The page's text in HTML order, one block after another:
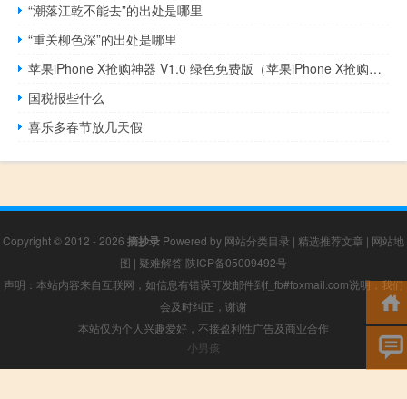
“潮落江乾不能去”的出处是哪里
“重关柳色深”的出处是哪里
苹果iPhone X抢购神器 V1.0 绿色免费版（苹果iPhone X抢购神器 V1.0 绿色免费版功能简介）
国税报些什么
喜乐多春节放几天假
Copyright © 2012 - 2026 摘抄录 Powered by 网站分类目录 | 精选推荐文章 | 网站地
图 | 疑难解答 陕ICP备05009492号
声明：本站内容来自互联网，如信息有错误可发邮件到f_fb#foxmail.com说明，我们
会及时纠正，谢谢
本站仅为个人兴趣爱好，不接盈利性广告及商业合作
小男孩